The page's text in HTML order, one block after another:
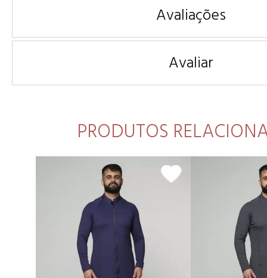
Avaliações
Avaliar
PRODUTOS